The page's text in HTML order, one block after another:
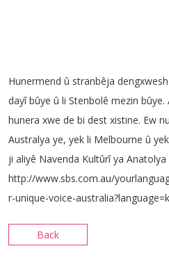
Hunermend û stranbêja
dayî bûye û li Stenbolê mezin bûye.
hunera xwe de bi dest xistine. Ew
Australya ye, yek li Melbourne û
ji aliyê Navenda Kultûrî ya
http://www.sbs.com.au/
r-unique-voice-
Back